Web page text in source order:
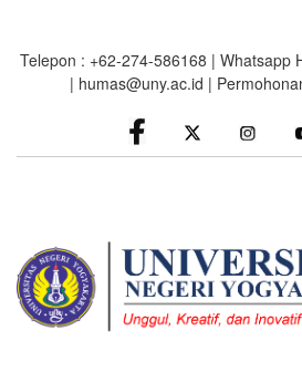
main
Telepon : +62-274-586168 | Whatsapp
| humas@uny.ac.id |
facebook
0%